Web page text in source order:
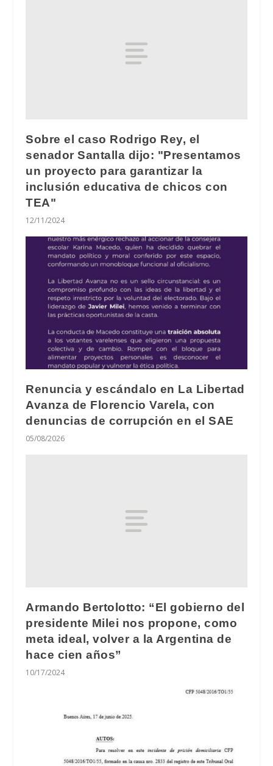
Sobre el caso Rodrigo Rey, el
senador Santalla dijo: "Presentamos
un proyecto para garantizar la
inclusión educativa de chicos con
TEA"
12/11/2024
Renuncia y escándalo en La Libertad
Avanza de Florencio Varela, con
denuncias de corrupción en el SAE
05/08/2026
Armando Bertolotto: “El gobierno del
presidente Milei nos propone, como
meta ideal, volver a la Argentina de
hace cien años”
10/17/2024